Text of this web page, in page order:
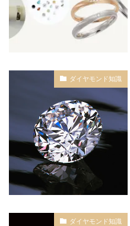
ダイヤモンド知識
ダイヤモンド知識